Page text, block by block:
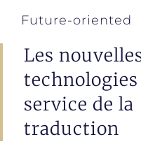
Future-oriented
Les
technologies
service de la
traduction